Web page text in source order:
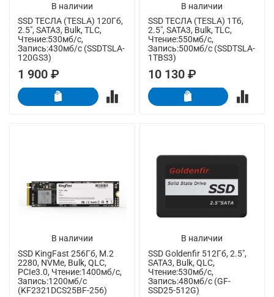
В наличии
SSD ТЕСЛА (TESLA) 120Гб,
2.5", SATA3, Bulk, TLC,
Чтение:530мб/с,
Запись:430мб/с (SSDTSLA-
120GS3)
1 900 ₽
В наличии
SSD ТЕСЛА (TESLA) 1Тб,
2.5", SATA3, Bulk, TLC,
Чтение:550мб/с,
Запись:500мб/с (SSDTSLA-
1TBS3)
10 130 ₽
В наличии
SSD KingFast 256Гб, M.2
2280, NVMe, Bulk, QLC,
PCIe3.0, Чтение:1400мб/с,
Запись:1200мб/с
(KF2321DCS25BF-256)
В наличии
SSD Goldenfir 512Гб, 2.5",
SATA3, Bulk, QLC,
Чтение:530мб/с,
Запись:480мб/с (GF-
SSD25-512G)